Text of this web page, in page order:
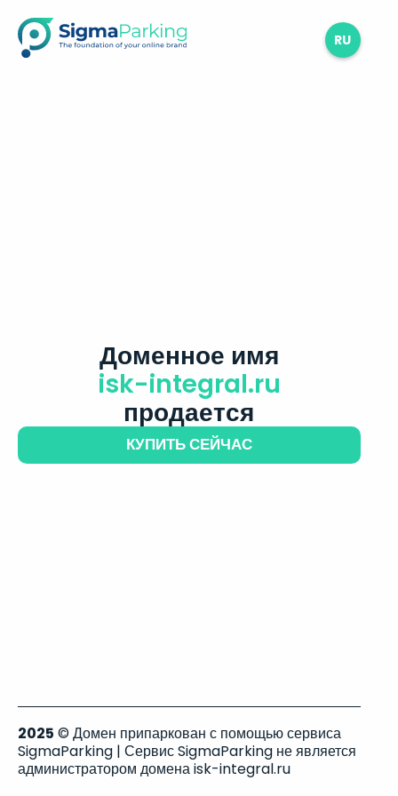
RU
Доменное имя
isk-integral.ru
продается
КУПИТЬ СЕЙЧАС
2025 © Домен припаркован с помощью сервиса
SigmaParking | Сервис SigmaParking не является
администратором домена isk-integral.ru